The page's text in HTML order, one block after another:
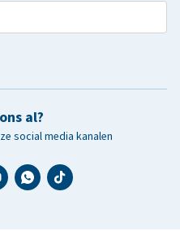
al?
social media kanalen